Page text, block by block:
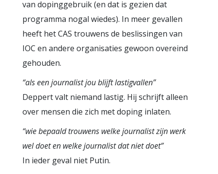
van dopinggebruik (en dat is gezien dat
programma nogal wiedes). In meer gevallen
heeft het CAS trouwens de beslissingen van
IOC en andere organisaties gewoon overeind
gehouden.
“als een journalist jou blijft lastigvallen”
Deppert valt niemand lastig. Hij schrijft alleen
over mensen die zich met doping inlaten.
“wie bepaald trouwens welke journalist zijn werk
wel doet en welke journalist dat niet doet”
In ieder geval niet Putin.